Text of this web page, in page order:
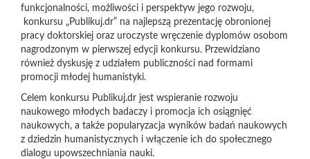
funkcjonalności, możliwości i perspektyw jego rozwoju,
konkursu „Publikuj.dr” na najlepszą prezentację obronionej
pracy doktorskiej oraz uroczyste wręczenie dyplomów osobom
nagrodzonym w pierwszej edycji konkursu. Przewidziano
również dyskusję z udziałem publiczności nad formami
promocji młodej humanistyki.
Celem konkursu Publikuj.dr jest wspieranie rozwoju
naukowego młodych badaczy i promocja ich osiągnięć
naukowych, a także popularyzacja wyników badań naukowych
z dziedzin humanistycznych i włączenie ich do społecznego
dialogu upowszechniania nauki.